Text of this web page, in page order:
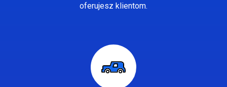
oferujesz klientom.